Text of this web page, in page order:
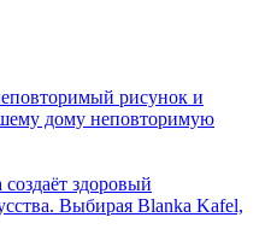
рисунок и
дому неповторимую
здоровый
Выбирая Blanka Kafel,